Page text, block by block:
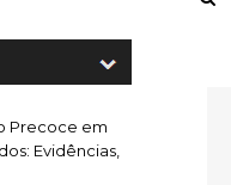
Precoce em
Evidências,